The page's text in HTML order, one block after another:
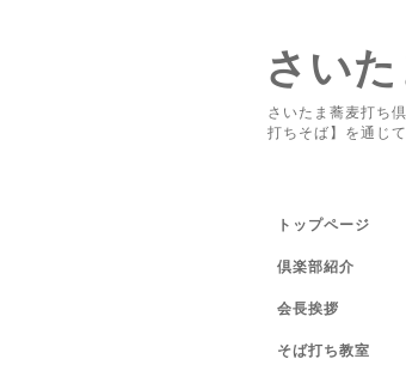
さい
さいたま蕎麦打ち
打ちそば】を通じ
トップページ
倶楽部紹介
会長挨拶
そば打ち教室